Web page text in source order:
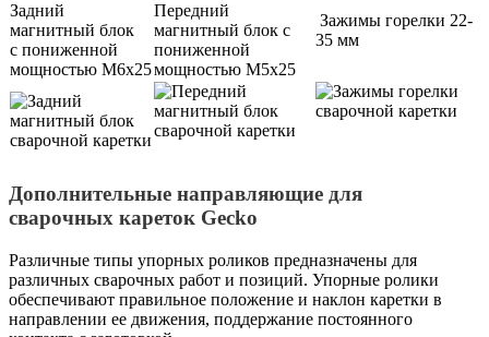
Задний
магнитный блок
с пониженной
мощностью M6x25
Передний
магнитный блок с
пониженной
мощностью M5x25
Зажимы горелки 22-
35 мм
Дополнительные направляющие для
сварочных кареток Gecko
Различные типы упорных роликов предназначены для
различных сварочных работ и позиций. Упорные ролики
обеспечивают правильное положение и наклон каретки в
направлении ее движения, поддержание постоянного